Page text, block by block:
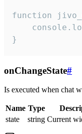
function
}
onChangeState#
Is executed when chat
Name Type
state
string Current